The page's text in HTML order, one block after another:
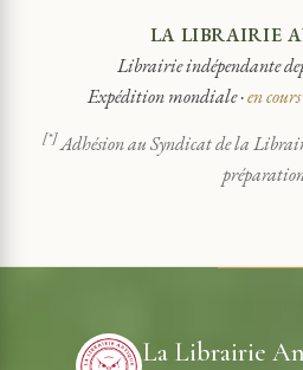
LA LIBRAIRIE
Librairie indépendante
Expédition mondiale ·en
[*]Adhésion au Syndicat de la
La Librairie